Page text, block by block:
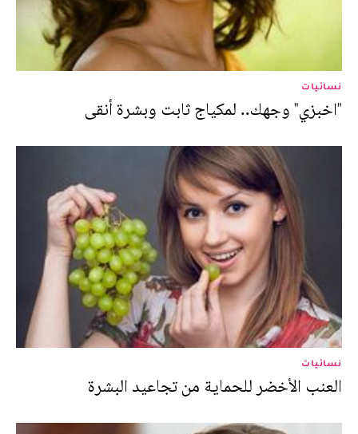
نسائيات
"اخبزي" وجهك.. لمكياج ثابت وبشرة أنقى
نسائيات
العنب الأخضر للحماية من تجاعيد البشرة